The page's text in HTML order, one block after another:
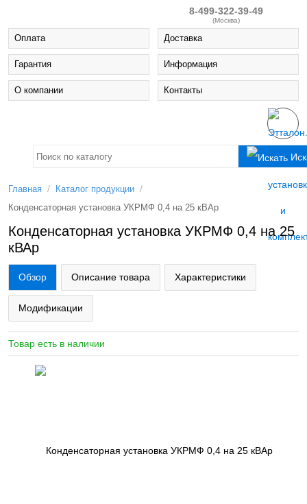
8-499-322-39-49
(Москва)
Оплата Доставка
Гарантия Информация
О компании Контакты
Главная / Каталог продукции /
Конденсаторная установка УКРМФ 0,4 на 25 кВАр
Конденсаторная установка УКРМФ 0,4 на 25
кВАр
Обзор Описание товара Характеристики
Модификации
Товар есть в наличии